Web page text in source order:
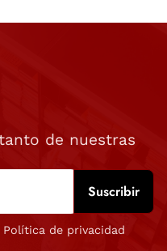
de nuestras
de privacidad